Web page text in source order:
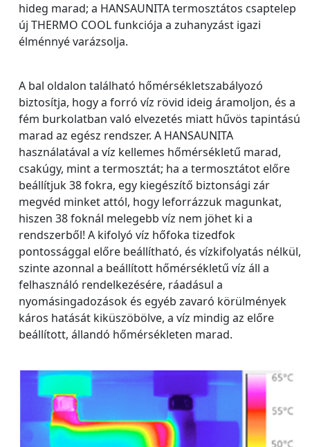
hideg marad; a HANSAUNITA termosztátos csaptelep
új THERMO COOL funkciója a zuhanyzást igazi
élménnyé varázsolja.
A bal oldalon található hőmérsékletszabályozó
biztosítja, hogy a forró víz rövid ideig áramoljon, és a
fém burkolatban való elvezetés miatt hűvös tapintású
marad az egész rendszer. A HANSAUNITA
használatával a víz kellemes hőmérsékletű marad,
csakúgy, mint a termosztát; ha a termosztátot előre
beállítjuk 38 fokra, egy kiegészítő biztonsági zár
megvéd minket attól, hogy leforrázzuk magunkat,
hiszen 38 foknál melegebb víz nem jöhet ki a
rendszerből! A kifolyó víz hőfoka tizedfok
pontossággal előre beállítható, és vízkifolyatás nélkül,
szinte azonnal a beállított hőmérsékletű víz áll a
felhasználó rendelkezésére, ráadásul a
nyomásingadozások és egyéb zavaró körülmények
káros hatását kiküszöbölve, a víz mindig az előre
beállított, állandó hőmérsékleten marad.